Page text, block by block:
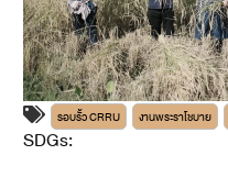
รอบรั้ว CRRU งานพระราโชบาย
SDGs: